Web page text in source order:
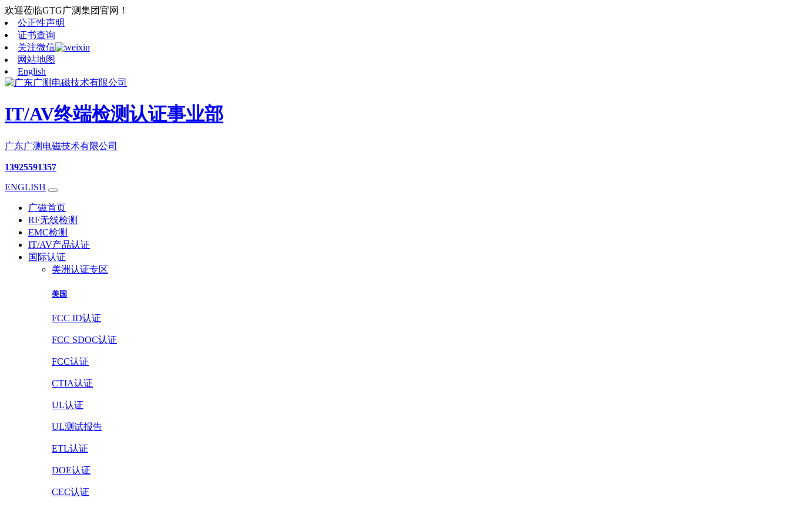
欢迎莅临GTG广测集团官网！
公正性声明
证书查询
关注微信
网站地图
English
IT/AV终端检测认证事业部
广东广测电磁技术有限公司
13925591357
ENGLISH
广磁首页
RF无线检测
EMC检测
IT/AV产品认证
国际认证
美洲认证专区
美国
FCC ID认证
FCC SDOC认证
FCC认证
CTIA认证
UL认证
UL测试报告
ETL认证
DOE认证
CEC认证